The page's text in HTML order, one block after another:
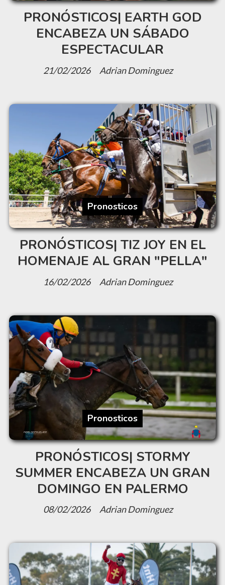
PRONÓSTICOS| EARTH GOD
ENCABEZA UN SÁBADO
ESPECTACULAR
Adrian Dominguez
21/02/2026
PRONÓSTICOS| TIZ JOY EN EL
HOMENAJE AL GRAN "PELLA"
Adrian Dominguez
Pronosticos
16/02/2026
PRONÓSTICOS| STORMY
SUMMER ENCABEZA UN GRAN
DOMINGO EN PALERMO
Adrian Dominguez
Pronosticos
08/02/2026